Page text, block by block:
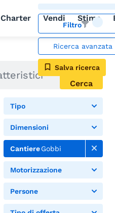
Charter Vendi Stima
Filtro
Ricerca avanzata
Salva ricerca
Cerca
Tipo
Dimensioni
CantiereGobbi
Motorizzazione
Persone